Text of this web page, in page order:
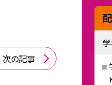
次の記事